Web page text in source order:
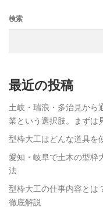
検索
最近の投稿
土岐・瑞浪・多治見から
業という選択肢。まずは
型枠大工はどんな道具を
愛知・岐阜で土木の型枠
法
型枠大工の仕事内容とは
徹底解説